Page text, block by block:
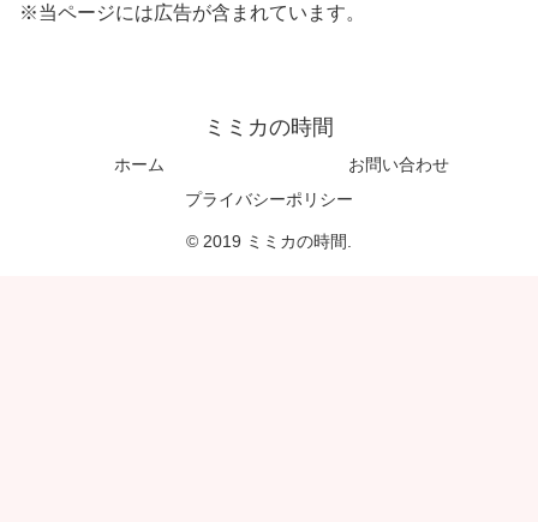
※当ページには広告が含まれています。
ミミカの時間
ホーム
お問い合わせ
プライバシーポリシー
© 2019 ミミカの時間.